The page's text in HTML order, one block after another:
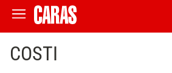
COSTI